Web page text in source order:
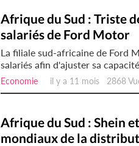
Afrique du Sud : Triste
salariés de Ford Motor
La filiale sud-africaine de Ford
salariés afin d'ajuster sa
Economie il y a 11 mois 2868
Afrique du Sud : Shein
mondiaux de la